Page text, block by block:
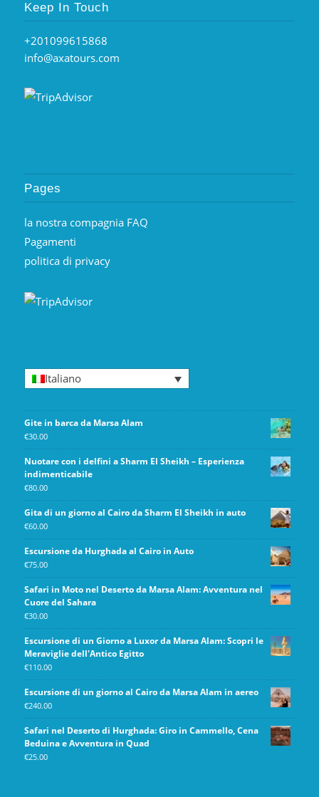
Keep In Touch
+201099615868
info@axatours.com
Pages
la nostra compagnia FAQ
Pagamenti
politica di privacy
Italiano
Gite in barca da Marsa Alam
€30.00
Nuotare con i delfini a Sharm El Sheikh – Esperienza
indimenticabile
€80.00
Gita di un giorno al Cairo da Sharm El Sheikh in auto
€60.00
Escursione da Hurghada al Cairo in Auto
€75.00
Safari in Moto nel Deserto da Marsa Alam: Avventura nel
Cuore del Sahara
€30.00
Escursione di un Giorno a Luxor da Marsa Alam: Scopri le
Meraviglie dell'Antico Egitto
€110.00
Escursione di un giorno al Cairo da Marsa Alam in aereo
€240.00
Safari nel Deserto di Hurghada: Giro in Cammello, Cena
Beduina e Avventura in Quad
€25.00